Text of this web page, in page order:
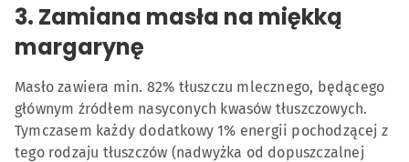
3. Zamiana masła na miękką
margarynę
Masło zawiera min. 82% tłuszczu mlecznego, będącego
głównym źródłem nasyconych kwasów tłuszczowych.
Tymczasem każdy dodatkowy 1% energii pochodzącej z
tego rodzaju tłuszczów (nadwyżka od dopuszczalnej